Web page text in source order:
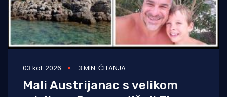
03 kol. 2026 3 MIN. ČITANJA
Mali Austrijanac s velikom